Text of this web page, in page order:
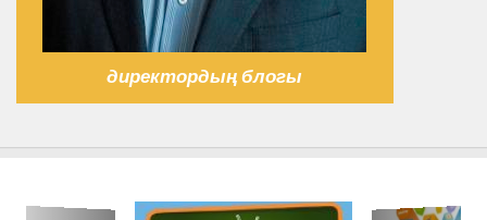
директордың блогы